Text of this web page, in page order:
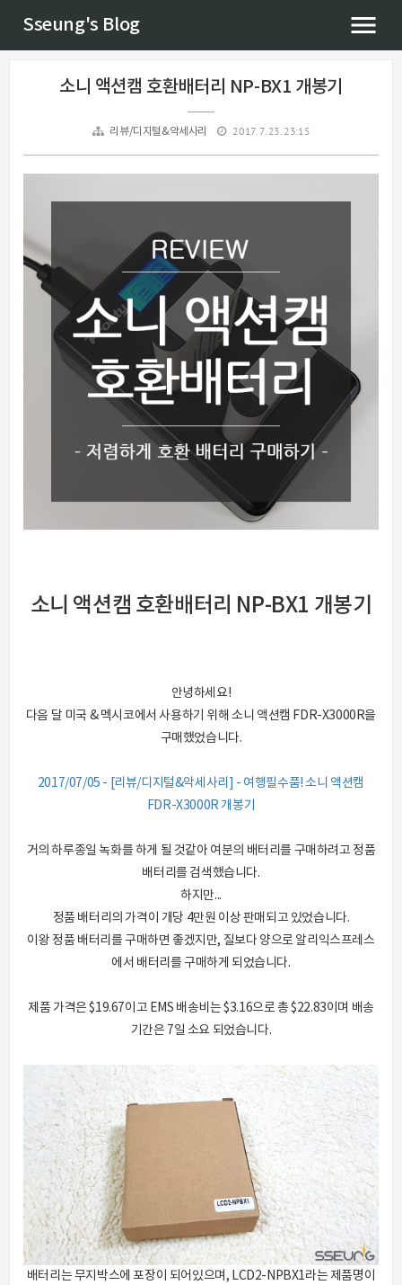
Sseung's Blog
소니 액션캠 호환배터리 NP-BX1 개봉기
리뷰/디지털&악세사리 2017. 7. 23. 23:15
소니 액션캠 호환배터리 NP-BX1 개봉기
안녕하세요!
다음 달 미국 & 멕시코에서 사용하기 위해 소니 액션캠 FDR-X3000R을
구매했었습니다.
2017/07/05 - [리뷰/디지털&악세사리] - 여행필수품! 소니 액션캠
FDR-X3000R 개봉기
거의 하루종일 녹화를 하게 될 것같아 여분의 배터리를 구매하려고 정품
배터리를 검색했습니다.
하지만...
정품 배터리의 가격이 개당 4만원 이상 판매되고 있었습니다.
이왕 정품 배터리를 구매하면 좋겠지만, 질보다 양으로 알리익스프레스
에서 배터리를 구매하게 되었습니다.
제품 가격은 $19.67이고 EMS 배송비는 $3.16으로 총 $22.83이며 배송
기간은 7일 소요 되었습니다.
배터리는 무지박스에 포장이 되어있으며, LCD2-NPBX1라는 제품명이